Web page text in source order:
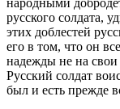
народными
русского солдата,
этих доблестей
его в том, что он
надежды не на
Русский солдат
был и есть прежде